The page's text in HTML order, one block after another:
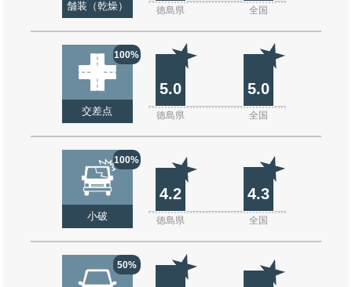
舗装（乾燥） 徳島県 全国
100%
交差点
5.0 5.0
徳島県 全国
100%
小破
4.2 4.3
徳島県 全国
50%